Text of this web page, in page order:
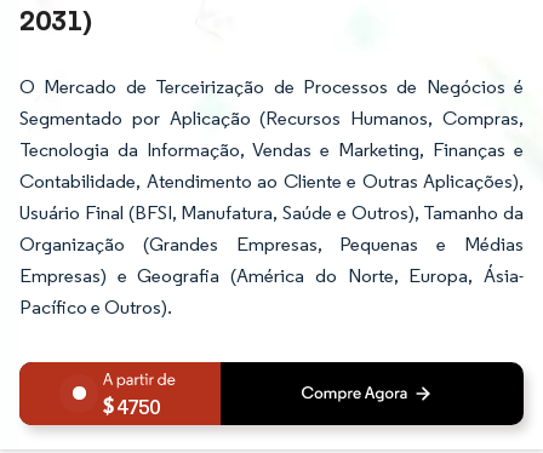
2031)
O Mercado de Terceirização de Processos de Negócios é
Segmentado por Aplicação (Recursos Humanos, Compras,
Tecnologia da Informação, Vendas e Marketing, Finanças e
Contabilidade, Atendimento ao Cliente e Outras Aplicações),
Usuário Final (BFSI, Manufatura, Saúde e Outros), Tamanho da
Organização (Grandes Empresas, Pequenas e Médias
Empresas) e Geografia (América do Norte, Europa, Ásia-
Pacífico e Outros).
4750